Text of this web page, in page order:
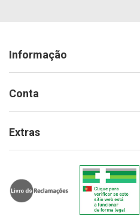
Informação
Conta
Extras